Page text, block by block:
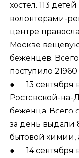
хостел. 113
волонтерами-
центре
Москве
беженцев.
поступило
● 13 сентября
Ростовской-на-
беженца. Всего
за день выдали
бытовой химии,
● 14 сентября